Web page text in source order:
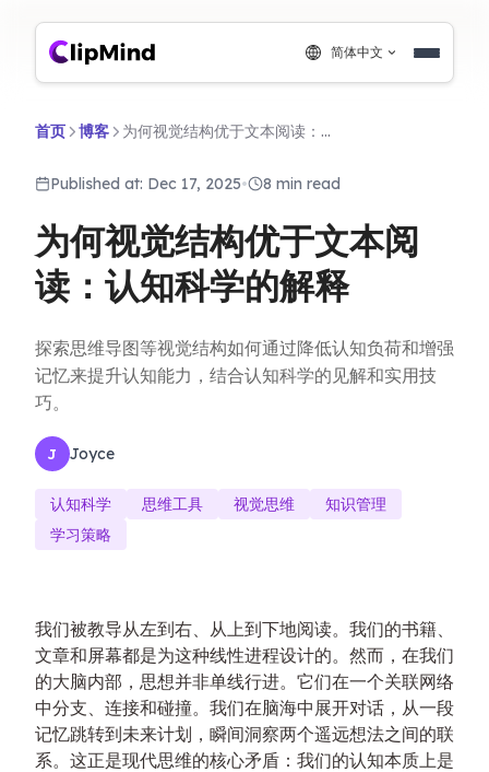
简体中文
首页 博客 为何视觉结构优于文本阅读：认知科学的解释
Published at: Dec 17, 2025• 8 min read
为何视觉结构优于文本阅
读：认知科学的解释
探索思维导图等视觉结构如何通过降低认知负荷和增强
记忆来提升认知能力，结合认知科学的见解和实用技
巧。
J Joyce
认知科学 思维工具 视觉思维
知识管理
学习策略
我们被教导从左到右、从上到下地阅读。我们的书籍、
文章和屏幕都是为这种线性进程设计的。然而，在我们
的大脑内部，思想并非单线行进。它们在一个关联网络
中分支、连接和碰撞。我们在脑海中展开对话，从一段
记忆跳转到未来计划，瞬间洞察两个遥远想法之间的联
系。这正是现代思维的核心矛盾：我们的认知本质上是